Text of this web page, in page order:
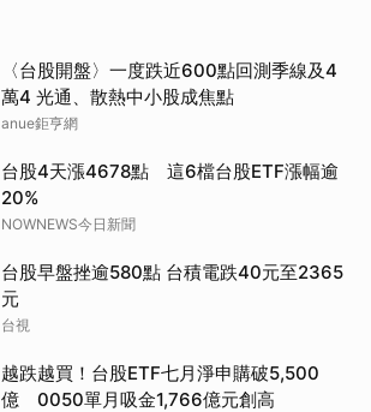
〈台股開盤〉一度跌近600點回測季線及4
萬4 光通、散熱中小股成焦點
anue鉅亨網
台股4天漲4678點 這6檔台股ETF漲幅逾
20%
NOWNEWS今日新聞
台股早盤挫逾580點 台積電跌40元至2365
元
台視
越跌越買！台股ETF七月淨申購破5,500
億 0050單月吸金1,766億元創高